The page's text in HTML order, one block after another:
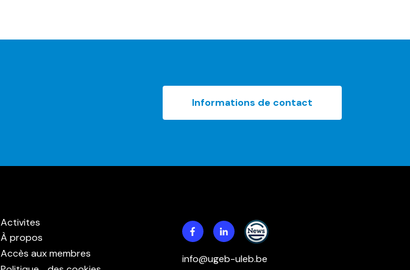
Informations de contact
Activites
À propos
Accès aux membres
info@ugeb-uleb.be